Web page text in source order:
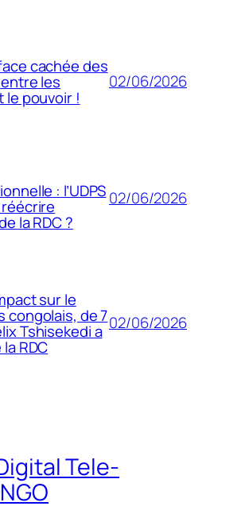
cachée des
les
le pouvoir !
02/06/2026
: l’UDPS
la RDC ?
02/06/2026
sur le
congolais, de 7
Tshisekedi a
RDC
02/06/2026
Tele-